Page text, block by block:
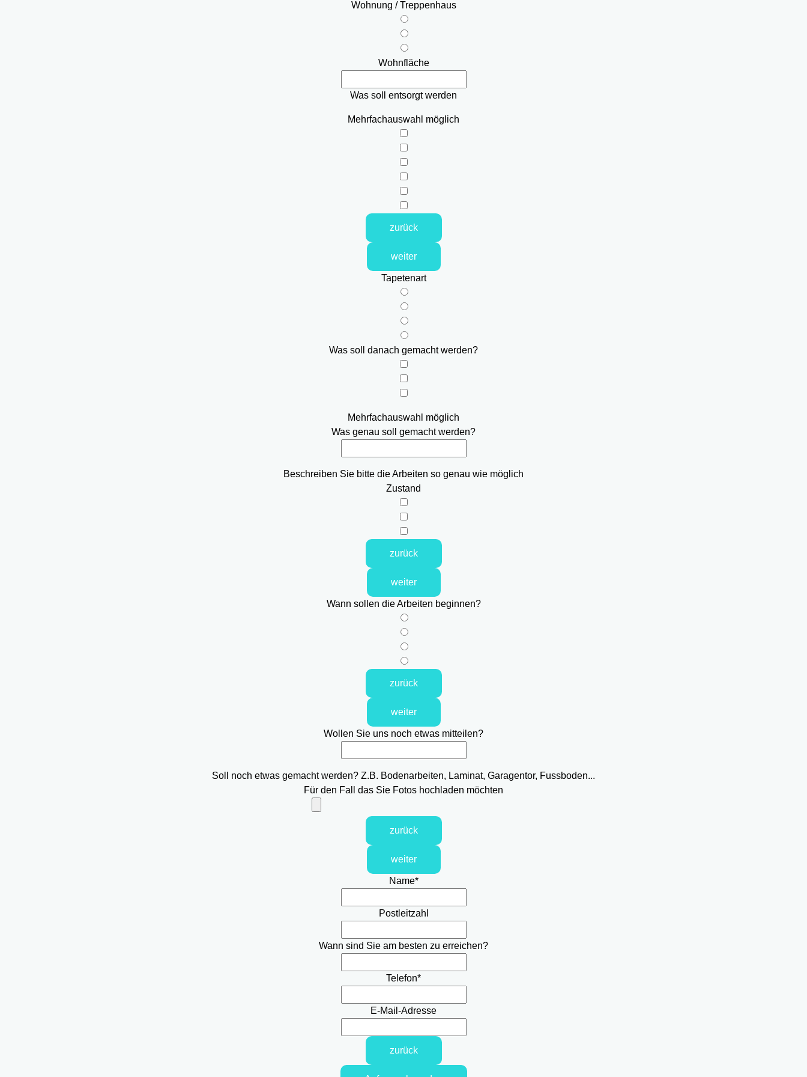
Wohnung / Treppenhaus
Wohnfläche
Was soll entsorgt werden
Mehrfachauswahl möglich
zurück
weiter
Tapetenart
Was soll danach gemacht werden?
Mehrfachauswahl möglich
Was genau soll gemacht werden?
Beschreiben Sie bitte die Arbeiten so genau wie möglich
Zustand
zurück
weiter
Wann sollen die Arbeiten beginnen?
zurück
weiter
Wollen Sie uns noch etwas mitteilen?
Soll noch etwas gemacht werden? Z.B. Bodenarbeiten, Laminat, Garagentor, Fussboden...
Für den Fall das Sie Fotos hochladen möchten
zurück
weiter
Name*
Postleitzahl
Wann sind Sie am besten zu erreichen?
Telefon*
E-Mail-Adresse
zurück